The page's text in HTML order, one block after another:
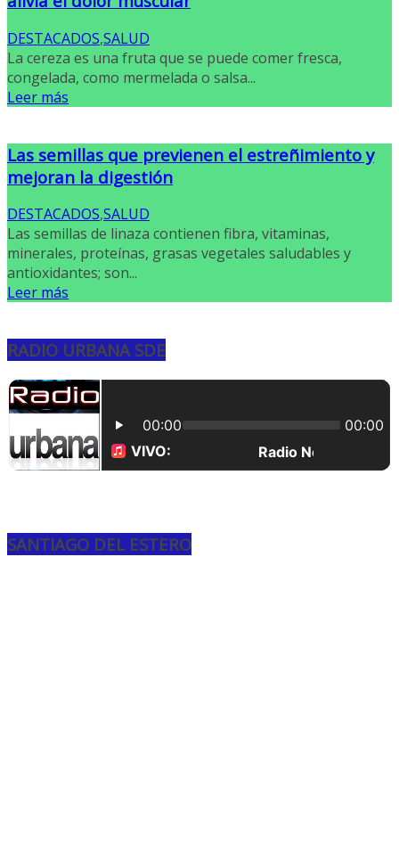
DESTACADOS,SALUD
La cereza es una fruta que se puede comer fresca,
congelada, como mermelada o salsa...
Leer más
Las semillas que previenen el estreñimiento y
mejoran la digestión
DESTACADOS,SALUD
Las semillas de linaza contienen fibra, vitaminas,
minerales, proteínas, grasas vegetales saludables y
antioxidantes; son...
Leer más
RADIO URBANA SDE
SANTIAGO DEL ESTERO